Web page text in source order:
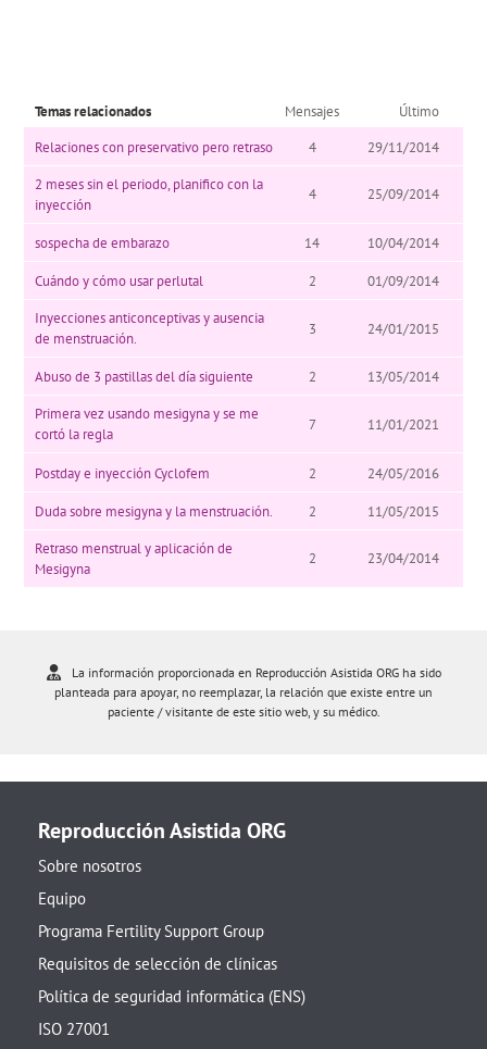
Temas relacionados Mensajes
Último
Relaciones con preservativo pero retraso
4
29/11/2014
2 meses sin el periodo, planifico con la
inyección
4 25/09/2014
sospecha de embarazo 14 10/04/2014
Cuándo y cómo usar perlutal 2
01/09/2014
Inyecciones anticonceptivas y ausencia
de menstruación.
3 24/01/2015
Abuso de 3 pastillas del día siguiente 2
13/05/2014
Primera vez usando mesigyna y se me
cortó la regla
7 11/01/2021
Postday e inyección Cyclofem 2 24/05/2016
Duda sobre mesigyna y la menstruación. 2
11/05/2015
Retraso menstrual y aplicación de
Mesigyna
2 23/04/2014
La información proporcionada en Reproducción Asistida ORG ha sido
planteada para apoyar, no reemplazar, la relación que existe entre un
paciente / visitante de este sitio web, y su médico.
Reproducción Asistida ORG
Sobre nosotros
Equipo
Programa Fertility Support Group
Requisitos de selección de clínicas
Política de seguridad informática (ENS)
ISO 27001